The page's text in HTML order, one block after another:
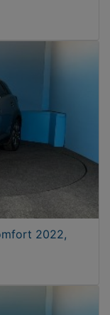
2022,